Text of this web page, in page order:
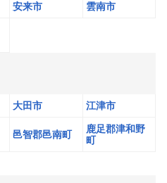
安来市 雲南市
大田市 江津市
邑智郡邑南町
鹿足郡津和野
町